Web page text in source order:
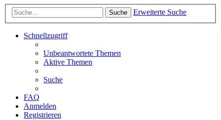
Suche Erweiterte Suche
Schnellzugriff
Unbeantwortete Themen
Aktive Themen
Suche
FAQ
Anmelden
Registrieren